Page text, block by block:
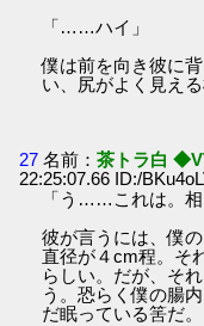
「……ハイ」
僕は前を向き彼に
い、尻がよく見え
27 名前：茶トラ白
22:25:07.66 ID:/
「う……これは。相
彼が言うには、僕
直径が４cm程。そ
らしい。だが、そ
う。恐らく僕の腸
だ眠っている筈だ。